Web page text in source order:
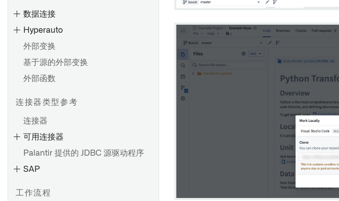
数据连接
设置直接连接
设置代理
Hyperauto
HyperAuto V1 概述
外部变换
基于源的外部变换
外部函数
连接器类型参考
连接器
可用连接器
Palantir 提供的 JDBC 源驱动程序
SAP
工作流程